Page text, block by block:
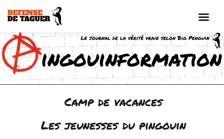
au
contenu
Camp de vacances
Les jeunesses du pingouin